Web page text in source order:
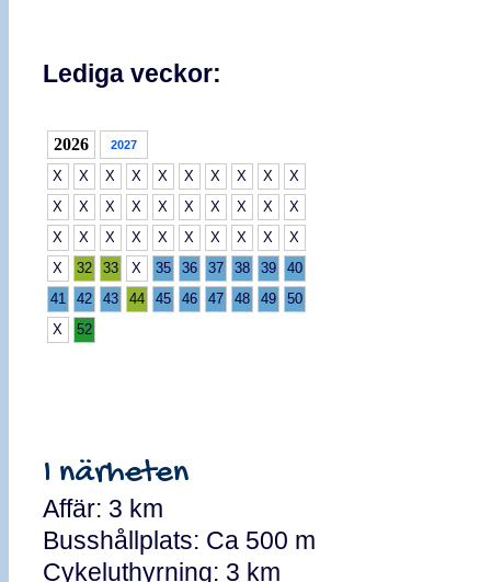
Lediga veckor:
2026 2027
X X X X X X X X X
X
X
X X X X X X X X
X
X
X X X X X X X X
X
X
32 33 X 35 36 37 38 39
40
41
42 43 44 45 46 47 48 49
50
X
52
I närheten
Affär: 3 km
Busshållplats: Ca 500 m
Cykeluthyrning: 3 km